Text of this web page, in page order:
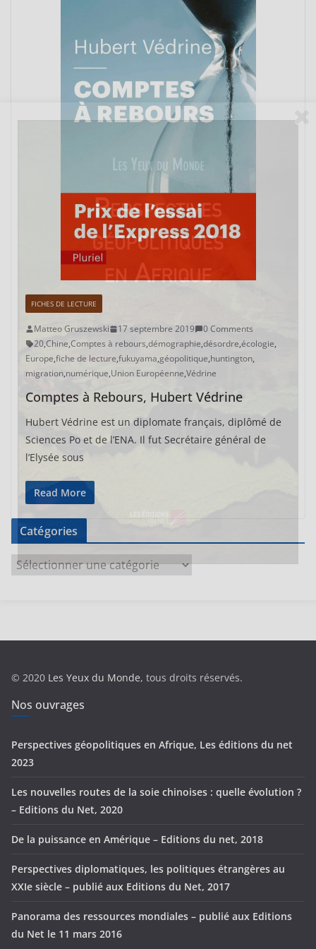
FICHES DE LECTURE
Matteo Gruszewski 17 septembre 2019
0 Comments
20,Chine,Comptes à rebours,démographie,désordre,écologie,
Europe,fiche de lecture,fukuyama,géopolitique,huntington,
migration,numérique,Union Européenne,Védrine
Comptes à Rebours, Hubert Védrine
Hubert Védrine est un diplomate français, diplômé de
Sciences Po et de l’ENA. Il fut Secrétaire général de
l’Elysée sous
Read More
Catégories
e
© 2020 Les Yeux du Monde, tous droits réservés.
Nos ouvrages
Perspectives géopolitiques en Afrique, Les éditions du net
2023
Les nouvelles routes de la soie chinoises : quelle évolution ?
– Editions du Net, 2020
De la puissance en Amérique – Editions du net, 2018
Perspectives diplomatiques, les politiques étrangères au
XXIe siècle – publié aux Editions du Net, 2017
Panorama des ressources mondiales – publié aux Editions
du Net le 11 mars 2016